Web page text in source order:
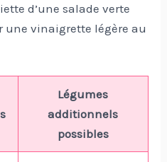
d’une salade verte
une vinaigrette légère au
Légumes
additionnels
possibles